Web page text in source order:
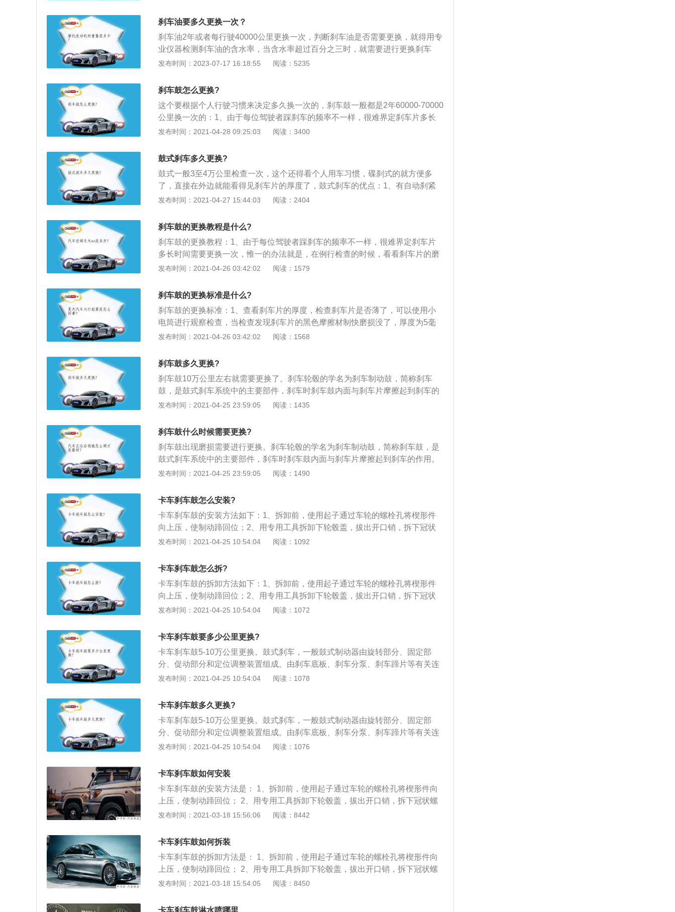
下旧的刹车鼓，顶回刹车分泵活塞；4、清理刹车盘的安装支架，安装新的刹车
鼓即可。
刹车油要多久更换一次？
刹车油2年或者每行驶40000公里更换一次，判断刹车油是否需要更换，就得用专
业仪器检测刹车油的含水率，当含水率超过百分之三时，就需要进行更换刹车
油。刹车油的更换方法：1、将刹车油更换器的接口与车辆上的刹车油储液罐进
开，并接上橡胶软管；4、放干净刹车油，加入新的刹车油即可。刹车油是制动
系统制动不可缺少的部分，在制动系统之中，总泵输出的压力会通过刹车油直接
传递至分泵中。
发布时间：2023-07-17 16:18:55 阅读：5235
刹车鼓怎么更换?
这个要根据个人行驶习惯来决定多久换一次的，刹车鼓一般都是2年60000-70000
公里换一次的：1、由于每位驾驶者踩刹车的频率不一样，很难界定刹车片多长
时间需要更换一次，惟一的办法就是，在例行检查的时候，看看刹车片的磨损程
选品质好的，尽量选择原厂件，当然原厂件在质量上肯定是没有问题的，但是价
格也要贵一些；3、如果在维修店更换刹车片，需要非常谨慎，因为有些厂家为
了节省成本，钢背上就不设置警报线，摩擦材料全部磨损完了，也不会有啸叫
声，这就相当危险；4、所以，在价格允许的范围内，还是知名品牌较可靠，比
一般更换的刹车片的使用寿命也长很多。
发布时间：2021-04-28 09:25:03 阅读：3400
鼓式刹车多久更换?
鼓式一般3至4万公里检查一次，这个还得看个人用车习惯，碟刹式的就方便多
了，直接在外边就能看得见刹车片的厚度了，鼓式刹车的优点：1、有自动刹紧
的作用，使刹车系统可以使用较低的油压，或是使用直径比刹车碟小很多的刹车
心部位安装鼓式刹车的手刹车机构；3、零件的加工与组成较为简单，而有较为
低廉的制造成本。
发布时间：2021-04-27 15:44:03 阅读：2404
刹车鼓的更换教程是什么?
刹车鼓的更换教程：1、由于每位驾驶者踩刹车的频率不一样，很难界定刹车片
多长时间需要更换一次，惟一的办法就是，在例行检查的时候，看看刹车片的磨
损程度，如果到了临界点，就得立即更换了；2、在选择更换刹车片的时候，需
是价格也要贵一些；3、如果在维修店更换刹车片，需要非常谨慎，因为有些厂
家为了节省成本，钢背上就不设置警报线，摩擦材料全部磨损完了，也不会有啸
叫声，这就相当危险；4、所以，在价格允许的范围内，还是知名品牌较可靠，
比一般更换的刹车片的使用寿命也长很多。
发布时间：2021-04-26 03:42:02 阅读：1579
刹车鼓的更换标准是什么?
刹车鼓的更换标准：1、查看刹车片的厚度，检查刹车片是否薄了，可以使用小
电筒进行观察检查，当检查发现刹车片的黑色摩擦材制快磨损没了，厚度为5毫
米以下，就应该考虑进行更换了；2、刹车的声音，如果在日常的驾驶过程中，
铁片已经开始磨损刹车盘了，所以才会有这种尖锐的金属声音；3、刹车力度，
在路上行驶踩刹车时，如果感到很吃力，总有一种软软的感觉，往往需要把刹车
踩得更深才能达到以往的制动效果，当采取紧急刹车时会明显感觉踏板位置低，
那就有可能是刹车片基本已经丧失摩擦力了，这时候必须要更换，否则会引发严
重的事故。
发布时间：2021-04-26 03:42:02 阅读：1568
刹车鼓多久更换?
刹车鼓10万公里左右就需要更换了。刹车轮毂的学名为刹车制动鼓，简称刹车
鼓，是鼓式刹车系统中的主要部件，刹车时刹车鼓内面与刹车片摩擦起到刹车的
作用。刹车鼓的拆卸方法如下：1、拆卸前，使用起子通过车轮的螺栓孔将楔形
状螺母保险环；3、拆下轮毂轴承预紧度的调整螺母及垫圈、轴承，取下制动
鼓。
发布时间：2021-04-25 23:59:05 阅读：1435
刹车鼓什么时候需要更换?
刹车鼓出现磨损需要进行更换。刹车轮毂的学名为刹车制动鼓，简称刹车鼓，是
鼓式刹车系统中的主要部件，刹车时刹车鼓内面与刹车片摩擦起到刹车的作用。
刹车鼓是构成鼓式刹车系统的重要部件，鼓式刹车的刹车鼓内面就是刹车装置产
螺栓孔将楔形件向上压，使制动蹄回位；2、用VW637／2专用工具拆卸下轮毂
盖，拔出开口销，拆下冠状螺母保险环；3、拆下轮毂轴承预紧度的调整螺母及
垫圈、轴承，取下制动鼓。
发布时间：2021-04-25 23:59:05 阅读：1490
卡车刹车鼓怎么安装?
卡车刹车鼓的安装方法如下：1、拆卸前，使用起子通过车轮的螺栓孔将楔形件
向上压，使制动蹄回位；2、用专用工具拆卸下轮毂盖，拔出开口销，拆下冠状
螺母保险环；3、拆下轮毂轴承预紧度的调整螺母及垫圈、轴承，取下制动鼓；
弹簧（最大允许长度为113mn）；5、装入制动蹄定位销、压簧及垫圈。使制动
蹄回位，装上制动鼓及后轮轴承，调整好轴承预紧度，用力踩制动踏板一次，使
制动蹄能正确就位。
发布时间：2021-04-25 10:54:04 阅读：1092
卡车刹车鼓怎么拆?
卡车刹车鼓的拆卸方法如下：1、拆卸前，使用起子通过车轮的螺栓孔将楔形件
向上压，使制动蹄回位；2、用专用工具拆卸下轮毂盖，拔出开口销，拆下冠状
螺母保险环；3、拆下轮毂轴承预紧度的调整螺母及垫圈、轴承，取下制动鼓。
发布时间：2021-04-25 10:54:04 阅读：1072
卡车刹车鼓要多少公里更换?
卡车刹车鼓5-10万公里更换。鼓式刹车，一般鼓式制动器由旋转部分、固定部
分、促动部分和定位调整装置组成。由刹车底板、刹车分泵、刹车蹄片等有关连
杆、弹簧、梢钉、刹车鼓所组成。仅普通采用于后轮。刹车鼓的拆卸方法如下：
专用工具拆卸下轮毂盖，拔出开口销，拆下冠状螺母保险环；3、拆下轮毂轴承
预紧度的调整螺母及垫圈、轴承，取下制动鼓。
发布时间：2021-04-25 10:54:04 阅读：1078
卡车刹车鼓多久更换?
卡车刹车鼓5-10万公里更换。鼓式刹车，一般鼓式制动器由旋转部分、固定部
分、促动部分和定位调整装置组成。由刹车底板、刹车分泵、刹车蹄片等有关连
杆、弹簧、梢钉、刹车鼓所组成。仅普通采用于后轮。刹车鼓的更换方法如下：
专用工具拆卸下轮毂盖，拔出开口销，拆下冠状螺母保险环；3、拆下轮毂轴承
预紧度的调整螺母及垫圈、轴承，取下制动鼓；4、装入下回位弹簧，并把制动
蹄提起，装到下面的支座上，装上楔形件的拉力弹簧（最大允许长度为113m
n）；5、装入制动蹄定位销、压簧及垫圈。使制动蹄回位，装上制动鼓及后轮轴
承，调整好轴承预紧度，用力踩制动踏板一次，使制动蹄能正确就位。
发布时间：2021-04-25 10:54:04 阅读：1076
卡车刹车鼓如何安装
卡车刹车鼓的安装方法是： 1、拆卸前，使用起子通过车轮的螺栓孔将楔形件向
上压，使制动蹄回位； 2、用专用工具拆卸下轮毂盖，拔出开口销，拆下冠状螺
母保险环； 3、拆下轮毂轴承预紧度的调整螺母及垫圈、轴承，取下制动鼓；
弹簧（最大允许长度为113mn）； 5、装入制动蹄定位销、压簧及垫圈。使制动
蹄回位，装上制动鼓及后轮轴承，调整好轴承预紧度，用力踩制动踏板一次，使
制动蹄能正确就位。
发布时间：2021-03-18 15:56:06 阅读：8442
卡车刹车鼓如何拆装
卡车刹车鼓的拆卸方法是： 1、拆卸前，使用起子通过车轮的螺栓孔将楔形件向
上压，使制动蹄回位； 2、用专用工具拆卸下轮毂盖，拔出开口销，拆下冠状螺
母保险环； 3、拆下轮毂轴承预紧度的调整螺母及垫圈、轴承，取下制动鼓。
发布时间：2021-03-18 15:54:05 阅读：8450